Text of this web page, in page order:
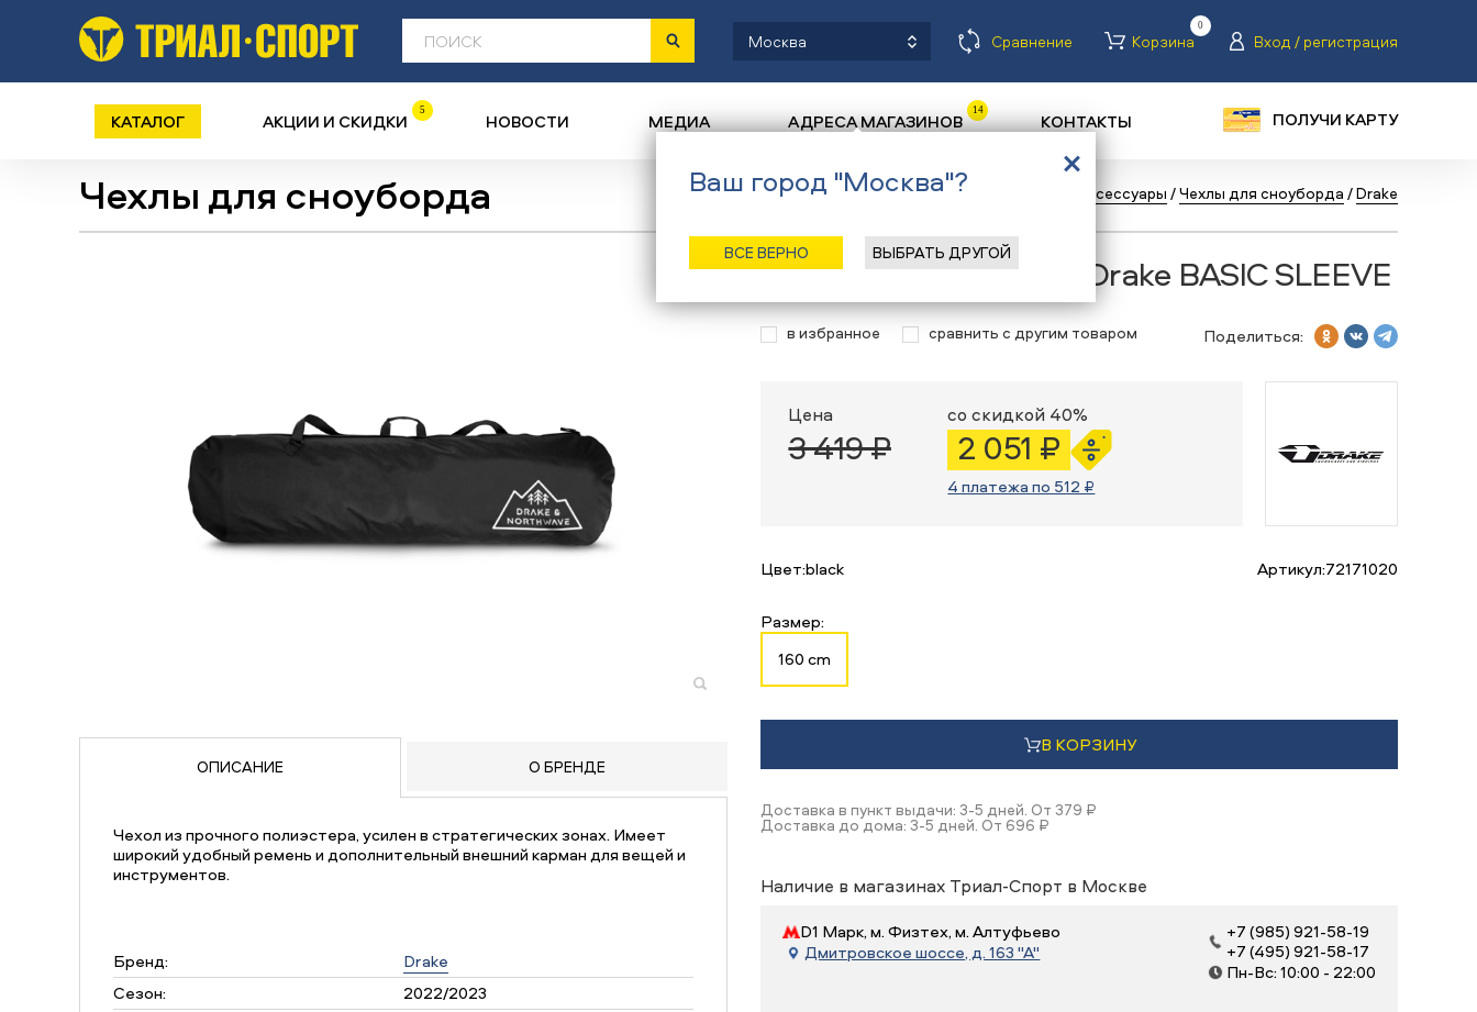
Москва Сравнение Корзина
0
Вход / регистрация
КАТАЛОГ АКЦИИ И СКИДКИ 5 НОВОСТИ МЕДИА АДРЕСА МАГАЗИНОВ 14 КОНТАКТЫ ПОЛУЧИ КАРТУ
Чехлы для сноуборда Назад/ Главная/Каталог Аксессуары /Чехлы для сноуборда /Drake
ОПИСАНИЕ О БРЕНДЕ
Чехол из прочного полиэстера, усилен в стратегических зонах. Имеет
широкий удобный ремень и дополнительный внешний карман для вещей и
инструментов.
Бренд:
Drake
Сезон:
2022/2023
Чехол для сноуборда Drake BASIC SLEEVE
в избранное сравнить с другим товаром Поделиться:
Цена
3 419 ₽
со скидкой 40%
2 051 ₽
4 платежа по 512 ₽
Цвет:black Артикул:72171020
Размер:
160 cm
В КОРЗИНУ
Доставка в пункт выдачи: 3-5 дней. От 379 ₽
Доставка до дома: 3-5 дней. От 696 ₽
Наличие в магазинах Триал-Спорт в Москве
D1 Марк, м. Физтех, м. Алтуфьево
Дмитровское шоссе, д. 163 "А"
+7 (985) 921-58-19
+7 (495) 921-58-17
Пн-Вс: 10:00 - 22:00
Ваш город "Москва"?
ВСЕ ВЕРНО ВЫБРАТЬ ДРУГОЙ